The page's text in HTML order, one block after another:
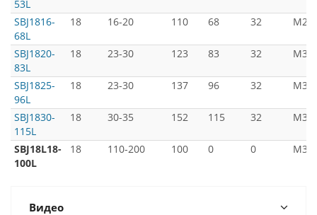
53L
SBJ1816-
68L
18 16-20 110 68 32
SBJ1820-
83L
18 23-30 123 83 32
SBJ1825-
96L
18 23-30 137 96 32
SBJ1830-
115L
18 30-35 152 115 32
SBJ18L18-
100L
18 110-200 100 0 0
Видео